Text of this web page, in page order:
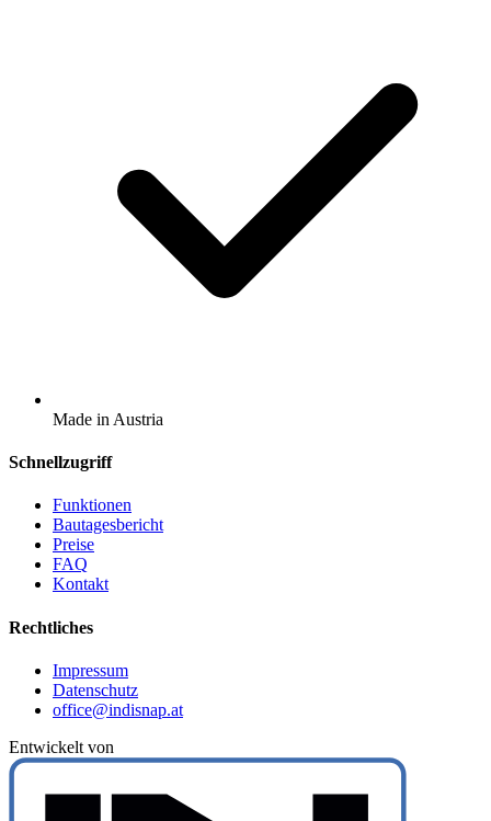
Made in Austria
Schnellzugriff
Funktionen
Bautagesbericht
Preise
FAQ
Kontakt
Rechtliches
Impressum
Datenschutz
office@indisnap.at
Entwickelt von